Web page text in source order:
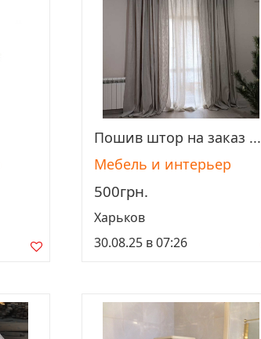
Просмотреть
Пошив штор на заказ ...
Мебель и интерьер
500грн.
Харьков
30.08.25 в 07:26